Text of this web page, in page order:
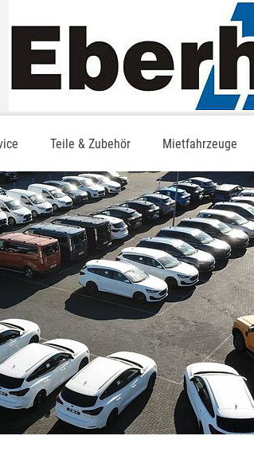
Teile & Zubehör Mietfahrzeuge